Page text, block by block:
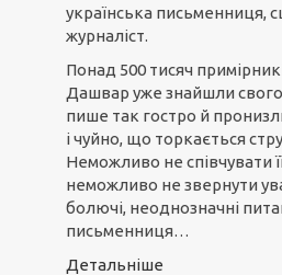
українська письменниця,
журналіст.
Понад 500 тисяч
Дашвар уже знайшли
пише так гостро й
і чуйно, що торкається
Неможливо не співчувати
неможливо не звернути
болючі, неоднозначні
письменниця…
Детальніше